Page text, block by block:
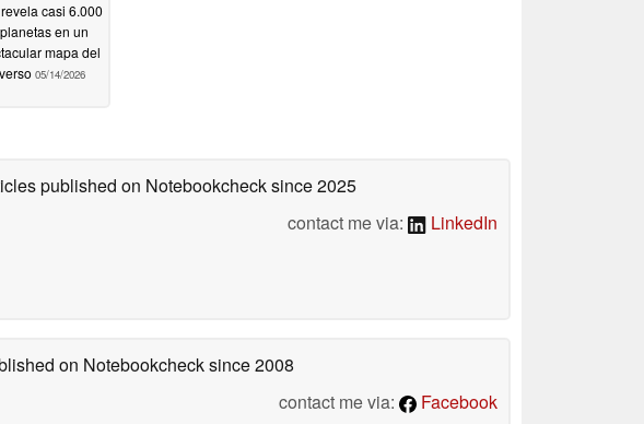
casi 6.000
en un
mapa del
05/14/2026
published on Notebookchecksince 2025
contact me via:
LinkedIn
on Notebookchecksince 2008
contact me via:
Facebook